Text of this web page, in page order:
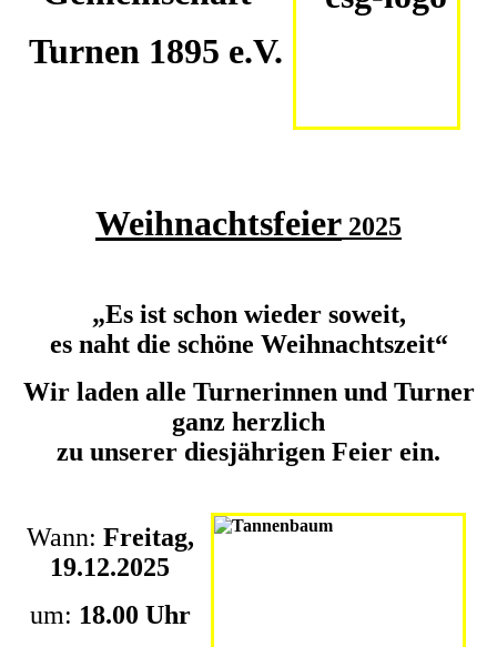
Turnen 1895 e.V.
Weihnachtsfeier 2025
„Es ist schon wieder soweit,
es naht die schöne Weihnachtszeit“
Wir laden alle Turnerinnen und Turner
ganz herzlich
zu unserer diesjährigen Feier ein.
Wann: Freitag,
19.12.2025
um: 18.00 Uhr